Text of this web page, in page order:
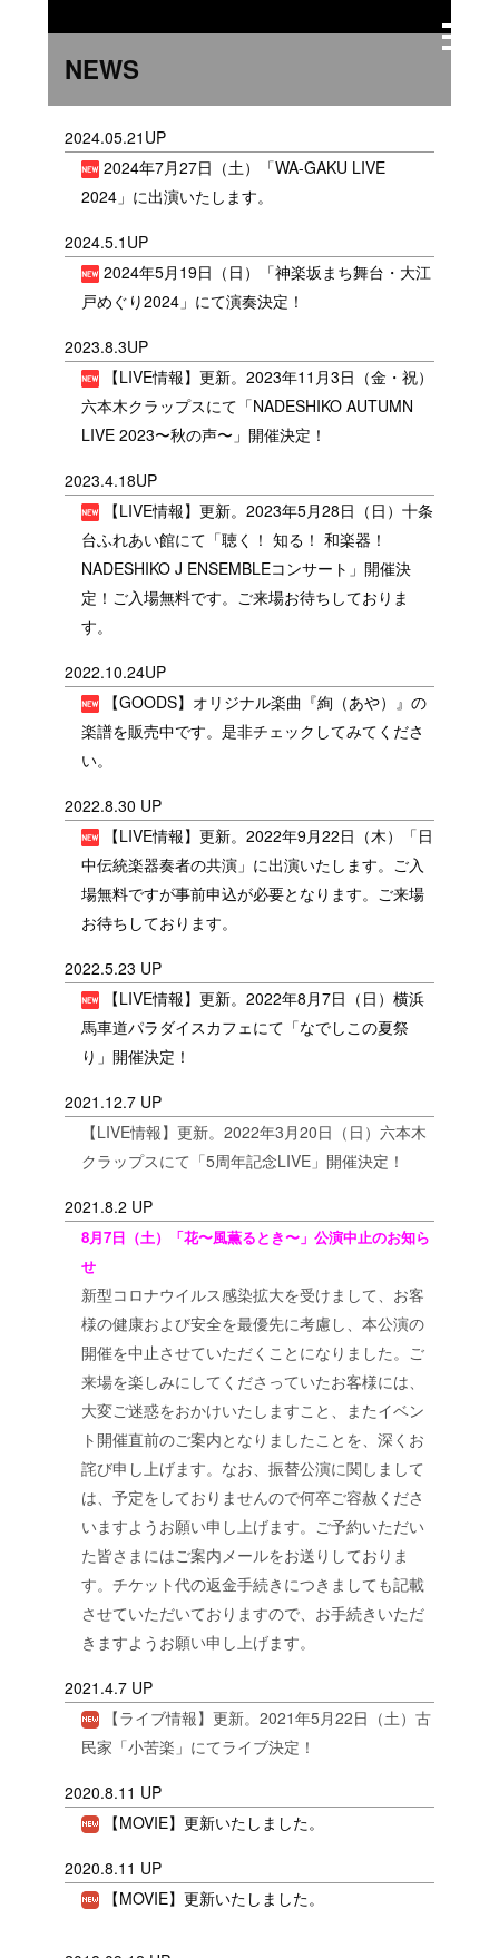
NEWS
2024.05.21UP
2024年7月27日（土）「WA-GAKU LIVE
2024」に出演いたします。
2024.5.1UP
2024年5月19日（日）「神楽坂まち舞台・大江
戸めぐり2024」にて演奏決定！
2023.8.3UP
【LIVE情報】更新。2023年11月3日（金・祝）
六本木クラップスにて「NADESHIKO AUTUMN
LIVE 2023〜秋の声〜」開催決定！
2023.4.18UP
【LIVE情報】更新。2023年5月28日（日）十条
台ふれあい館にて「聴く！ 知る！ 和楽器！
NADESHIKO J ENSEMBLEコンサート」開催決
定！ご入場無料です。ご来場お待ちしておりま
す。
2022.10.24UP
【GOODS】オリジナル楽曲『絢（あや）』の
楽譜を販売中です。是非チェックしてみてくださ
い。
2022.8.30 UP
【LIVE情報】更新。2022年9月22日（木）「日
中伝統楽器奏者の共演」に出演いたします。ご入
場無料ですが事前申込が必要となります。ご来場
お待ちしております。
2022.5.23 UP
【LIVE情報】更新。2022年8月7日（日）横浜
馬車道パラダイスカフェにて「なでしこの夏祭
り」開催決定！
2021.12.7 UP
【LIVE情報】更新。2022年3月20日（日）六本木
クラップスにて「5周年記念LIVE」開催決定！
2021.8.2 UP
8月7日（土）「花〜風薫るとき〜」公演中止のお知ら
せ
新型コロナウイルス感染拡大を受けまして、お客
様の健康および安全を最優先に考慮し、本公演の
開催を中止させていただくことになりました。ご
来場を楽しみにしてくださっていたお客様には、
大変ご迷惑をおかけいたしますこと、またイベン
ト開催直前のご案内となりましたことを、深くお
詫び申し上げます。なお、振替公演に関しまして
は、予定をしておりませんので何卒ご容赦くださ
いますようお願い申し上げます。ご予約いただい
た皆さまにはご案内メールをお送りしておりま
す。チケット代の返金手続きにつきましても記載
させていただいておりますので、お手続きいただ
きますようお願い申し上げます。
2021.4.7 UP
【ライブ情報】更新。2021年5月22日（土）古
民家「小苦楽」にてライブ決定！
2020.8.11 UP
【MOVIE】更新いたしました。
2020.8.11 UP
【MOVIE】更新いたしました。